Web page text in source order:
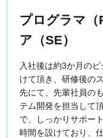
プログラマ（
ア（SE）
入社後は約3か月の
けて頂き、研修後の
先にて、先輩社員の
テム開発を担当して
で、しっかりサポー
時間を設けており、